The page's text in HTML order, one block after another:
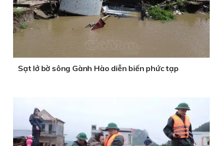
Sạt lở bờ sông Gành Hào diễn biến phức tạp